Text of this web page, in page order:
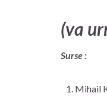
(va
Surse :
Mihail